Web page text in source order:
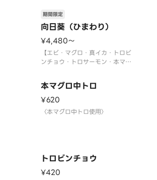
向日葵（ひまわり）
期間限定
¥4,480〜
【エビ・マグロ・真イカ・トロビ
ンチョウ・トロサーモン・本マグ
ロいわし・サーモンイクラ軍艦・
ネギトロ軍艦】
〈本マグロ中トロ使用〉
〈期間限定〉2026年9月30日
（水）まで
本マグロ中トロ
¥620
〈本マグロ中トロ使用〉
トロビンチョウ
¥420